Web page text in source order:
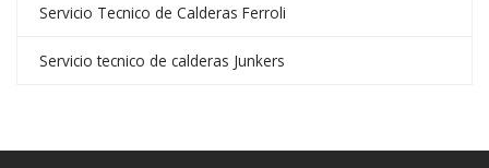
Servicio Tecnico de Calderas Ferroli
Servicio tecnico de calderas Junkers